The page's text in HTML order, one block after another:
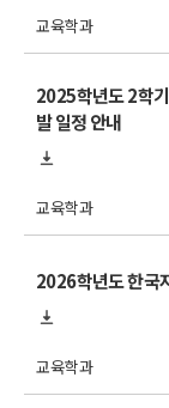
교육학과
2025학년도 2학
발 일정 안내
교육학과
2026학년도 한국
교육학과